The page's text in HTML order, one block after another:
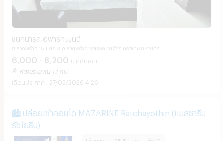
ชนกนารถ อพาร์ทเมนต์
ซ.ลาดพร้าว 15 แยก 3 ถ.ลาดพร้าว จอมพล จตุจักร กรุงเทพมหานคร
6,000 - 8,200 บาท/เดือน
ห่างประมาณ 1.1 กม.
27/05/2026 4:26
🏙️ ปล่อยเช่าคอนโด MAZARINE Ratchayothin (แมสซารีน
รัชโยธิน)
1 ห้องนอน 25.5 ตร.ม. ชั้น 12